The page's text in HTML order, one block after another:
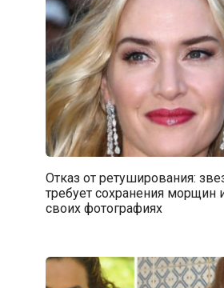
Отказ от ретуширования:
требует сохранения морщин
своих фотографиях